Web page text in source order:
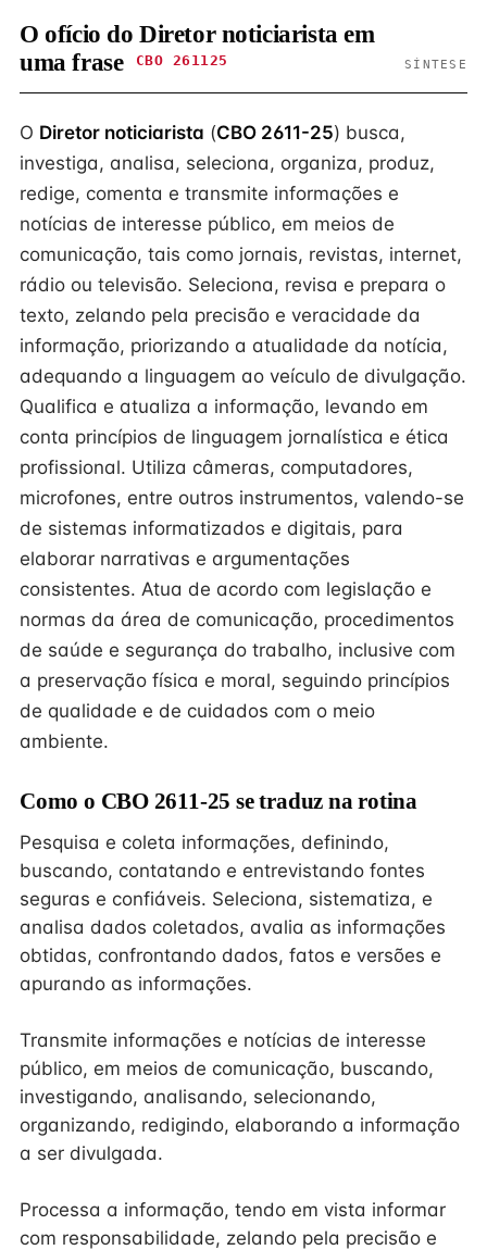
O ofício do Diretor noticiarista em
uma frase
CBO 261125 SÍNTESE
O Diretor noticiarista (CBO 2611-25) busca,
investiga, analisa, seleciona, organiza, produz,
redige, comenta e transmite informações e
notícias de interesse público, em meios de
comunicação, tais como jornais, revistas, internet,
rádio ou televisão. Seleciona, revisa e prepara o
texto, zelando pela precisão e veracidade da
informação, priorizando a atualidade da notícia,
adequando a linguagem ao veículo de divulgação.
Qualifica e atualiza a informação, levando em
conta princípios de linguagem jornalística e ética
profissional. Utiliza câmeras, computadores,
microfones, entre outros instrumentos, valendo-se
de sistemas informatizados e digitais, para
elaborar narrativas e argumentações
consistentes. Atua de acordo com legislação e
normas da área de comunicação, procedimentos
de saúde e segurança do trabalho, inclusive com
a preservação física e moral, seguindo princípios
de qualidade e de cuidados com o meio
ambiente.
Como o CBO 2611-25 se traduz na rotina
Pesquisa e coleta informações, definindo,
buscando, contatando e entrevistando fontes
seguras e confiáveis. Seleciona, sistematiza, e
analisa dados coletados, avalia as informações
obtidas, confrontando dados, fatos e versões e
apurando as informações.
Transmite informações e notícias de interesse
público, em meios de comunicação, buscando,
investigando, analisando, selecionando,
organizando, redigindo, elaborando a informação
a ser divulgada.
Processa a informação, tendo em vista informar
com responsabilidade, zelando pela precisão e